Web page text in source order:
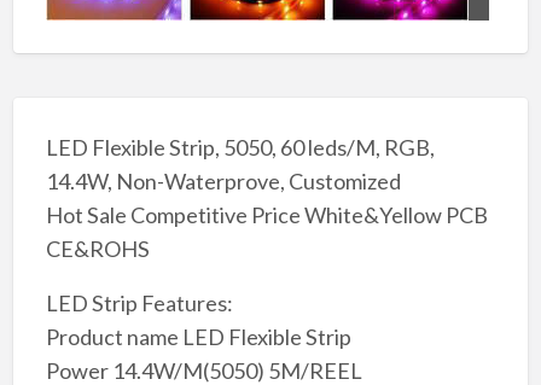
LED Flexible Strip, 5050, 60 leds/M, RGB,
14.4W, Non-Waterprove, Customized
Hot Sale Competitive Price White&Yellow PCB
CE&ROHS
LED Strip Features:
Product name LED Flexible Strip
Power 14.4W/M(5050) 5M/REEL